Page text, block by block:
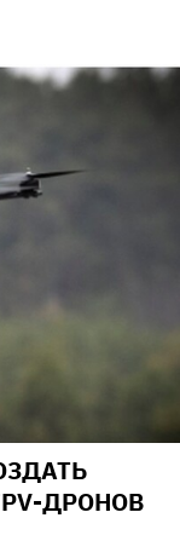
ДРОНОВ